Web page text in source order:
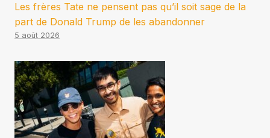
Les frères Tate ne pensent pas qu’il soit sage de la
part de Donald Trump de les abandonner
5 août 2026